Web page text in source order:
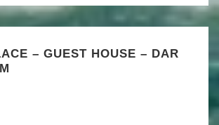
– GUEST HOUSE – DAR